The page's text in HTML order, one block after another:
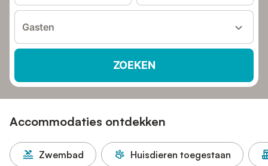
Gasten
ZOEKEN
Accommodaties ontdekken
Zwembad Huisdieren toegestaan